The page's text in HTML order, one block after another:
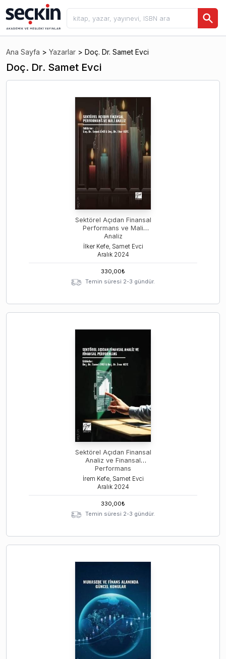
Ana Sayfa > Yazarlar > Doç. Dr. Samet Evci
Doç. Dr. Samet Evci
Sektörel Açıdan Finansal
Performans ve Mali
Analiz
İlker Kefe, Samet Evci
Aralık 2024
330,00₺
Temin süresi 2-3 gündür.
Sektörel Açıdan Finansal
Analiz ve Finansal
Performans
İrem Kefe, Samet Evci
Aralık 2024
330,00₺
Temin süresi 2-3 gündür.